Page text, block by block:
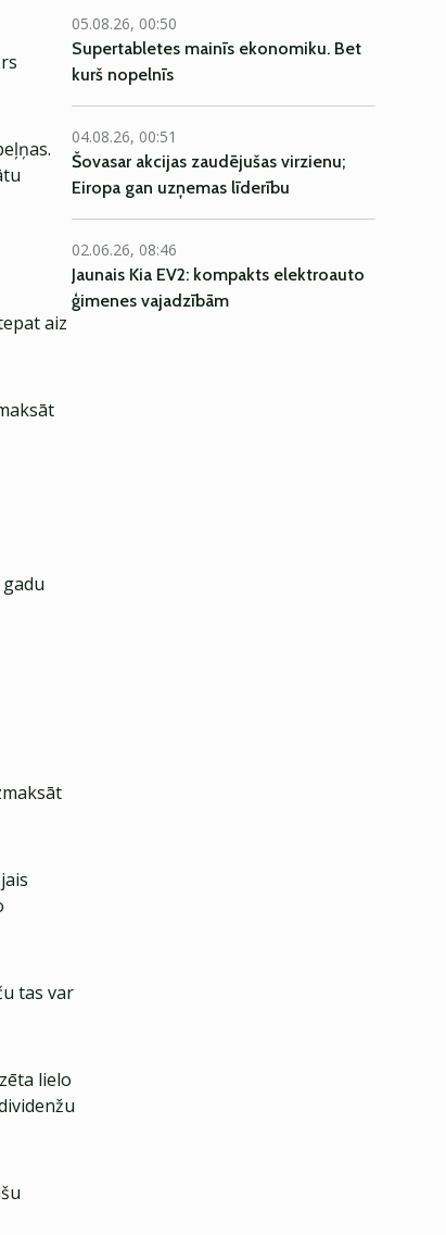
aiz
05.08.26, 00:50
Supertabletes mainīs ekonomiku. Bet
kurš nopelnīs
04.08.26, 00:51
Šovasar akcijas zaudējušas virzienu;
Eiropa gan uzņemas līderību
02.06.26, 08:46
Jaunais Kia EV2: kompakts elektroauto
ģimenes vajadzībām
tas var
lielo